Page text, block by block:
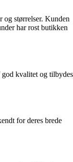
og størrelser. Kunden
har rost butikken
kvalitet og tilbydes
for deres brede